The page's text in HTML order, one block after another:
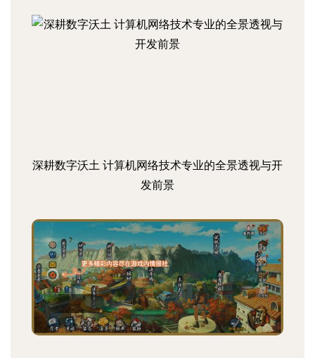
深耕数字沃土 计算机网络技术专业的全景透视与开
发前景